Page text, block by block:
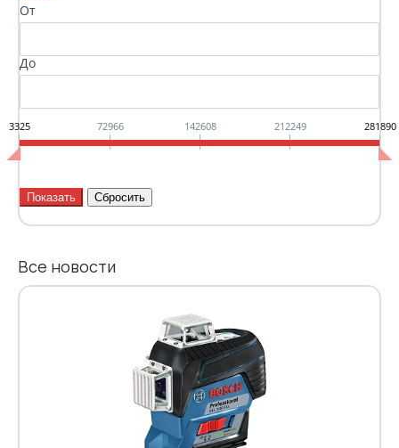
От
До
3325 72966 142608 212249 281890
Все новости